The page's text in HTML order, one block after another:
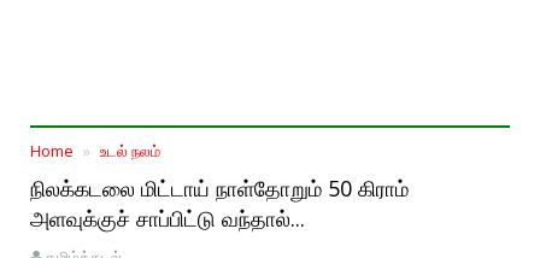
Home உடல் நலம்
நிலக்கடலை மிட்டாய் நாள்தோறும் 50 கிராம்
அளவுக்குச் சாப்பிட்டு வந்தால்...